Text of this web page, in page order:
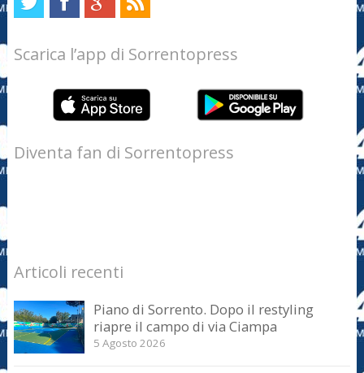
Scarica l’app di Sorrentopress
Diventa fan di Sorrentopress
Articoli recenti
Piano di Sorrento. Dopo il restyling
riapre il campo di via Ciampa
5 Agosto 2026